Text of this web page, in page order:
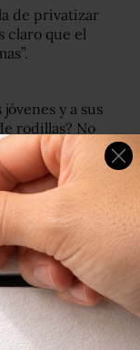
de privatizar
claro que el
y a sus
rodillas? No
petrolera